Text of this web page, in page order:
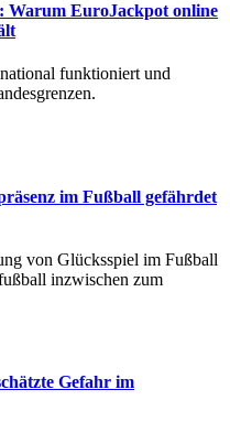
Warum EuroJackpot online
funktioniert und
im Fußball gefährdet
von Glücksspiel im Fußball
inzwischen zum
Gefahr im